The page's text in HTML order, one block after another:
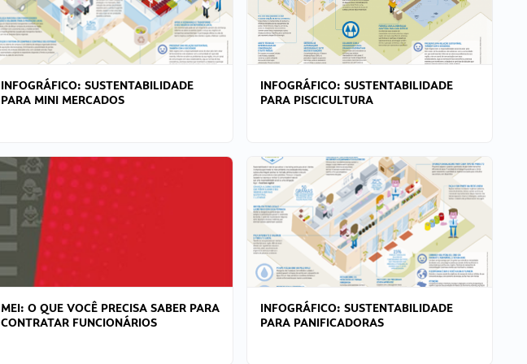
INFOGRÁFICO: SUSTENTABILIDADE
PARA MINI MERCADOS
INFOGRÁFICO: SUSTENTABILIDADE
PARA PISCICULTURA
MEI: O QUE VOCÊ PRECISA SABER PARA
CONTRATAR FUNCIONÁRIOS
INFOGRÁFICO: SUSTENTABILIDADE
PARA PANIFICADORAS